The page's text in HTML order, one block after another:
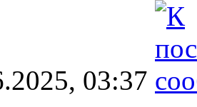
03:37